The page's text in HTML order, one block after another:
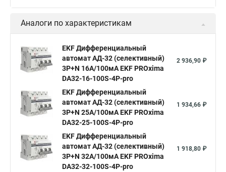
Аналоги по характеристикам
EKF Дифференциальный
автомат АД-32 (селективный)
3P+N 16А/100мА EKF PROxima
DA32-16-100S-4P-pro
2 936,90 ₽
EKF Дифференциальный
автомат АД-32 (селективный)
3P+N 25А/100мА EKF PROxima
DA32-25-100S-4P-pro
1 934,66 ₽
EKF Дифференциальный
автомат АД-32 (селективный)
3P+N 32А/100мА EKF PROxima
DA32-32-100S-4P-pro
1 918,80 ₽